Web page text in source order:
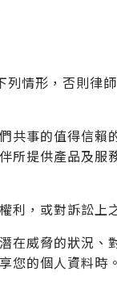
情形，否則律
共事的值得信賴
所提供產品及服
利，或對訴訟上
在威脅的狀況、
您的個人資料時。